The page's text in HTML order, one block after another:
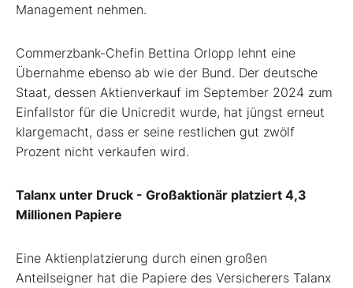
Management nehmen.
Commerzbank-Chefin Bettina Orlopp lehnt eine
Übernahme ebenso ab wie der Bund. Der deutsche
Staat, dessen Aktienverkauf im September 2024 zum
Einfallstor für die Unicredit wurde, hat jüngst erneut
klargemacht, dass er seine restlichen gut zwölf
Prozent nicht verkaufen wird.
Talanx unter Druck - Großaktionär platziert 4,3
Millionen Papiere
Eine Aktienplatzierung durch einen großen
Anteilseigner hat die Papiere des Versicherers Talanx